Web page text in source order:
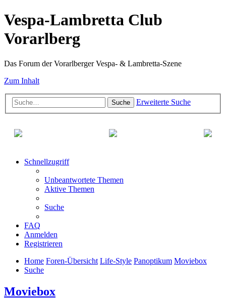
Vespa-Lambretta Club
Vorarlberg
Das Forum der Vorarlberger Vespa- & Lambretta-Szene
Zum Inhalt
Suche Erweiterte Suche
Schnellzugriff
Unbeantwortete Themen
Aktive Themen
Suche
FAQ
Anmelden
Registrieren
Home Foren-Übersicht Life-Style Panoptikum Moviebox
Suche
Moviebox